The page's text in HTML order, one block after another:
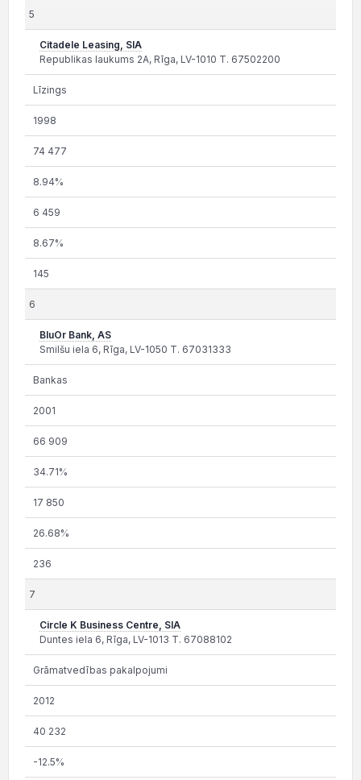
5
Citadele Leasing, SIA
Republikas laukums 2A, Rīga, LV-1010 T. 67502200
Līzings
1998
74 477
8.94%
6 459
8.67%
145
6
BluOr Bank, AS
Smilšu iela 6, Rīga, LV-1050 T. 67031333
Bankas
2001
66 909
34.71%
17 850
26.68%
236
7
Circle K Business Centre, SIA
Duntes iela 6, Rīga, LV-1013 T. 67088102
Grāmatvedības pakalpojumi
2012
40 232
-12.5%